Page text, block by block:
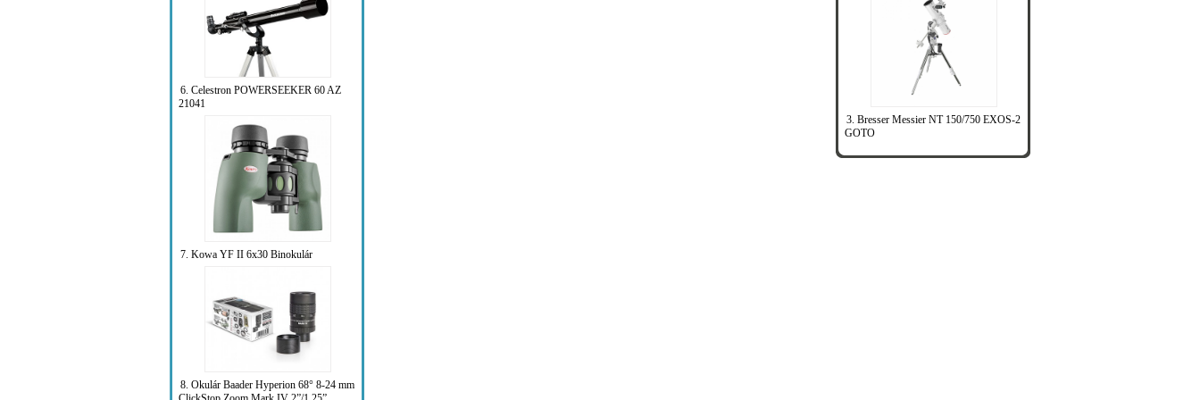
6. Celestron POWERSEEKER 60 AZ
21041
7. Kowa YF II 6x30 Binokulár
8. Okulár Baader Hyperion 68° 8-24 mm
3. Bresser Messier NT 150/750 EXOS-2
GOTO